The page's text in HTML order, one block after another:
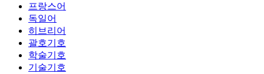
프랑스어
독일어
히브리어
괄호기호
학술기호
기술기호